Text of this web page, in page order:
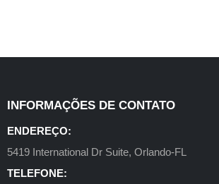
INFORMAÇÕES DE CONTATO
ENDEREÇO:
5419 International Dr Suite, Orlando-FL
TELEFONE: